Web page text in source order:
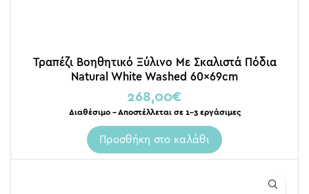
Τραπέζι Βοηθητικό Ξύλινο Με Σκαλιστά Πόδια
Natural White Washed 60x69cm
268,00€
Διαθέσιμο – Αποστέλλεται σε 1-3 εργάσιμες
Προσθήκη στο καλάθι